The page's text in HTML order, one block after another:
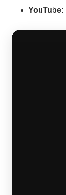
YouTube: